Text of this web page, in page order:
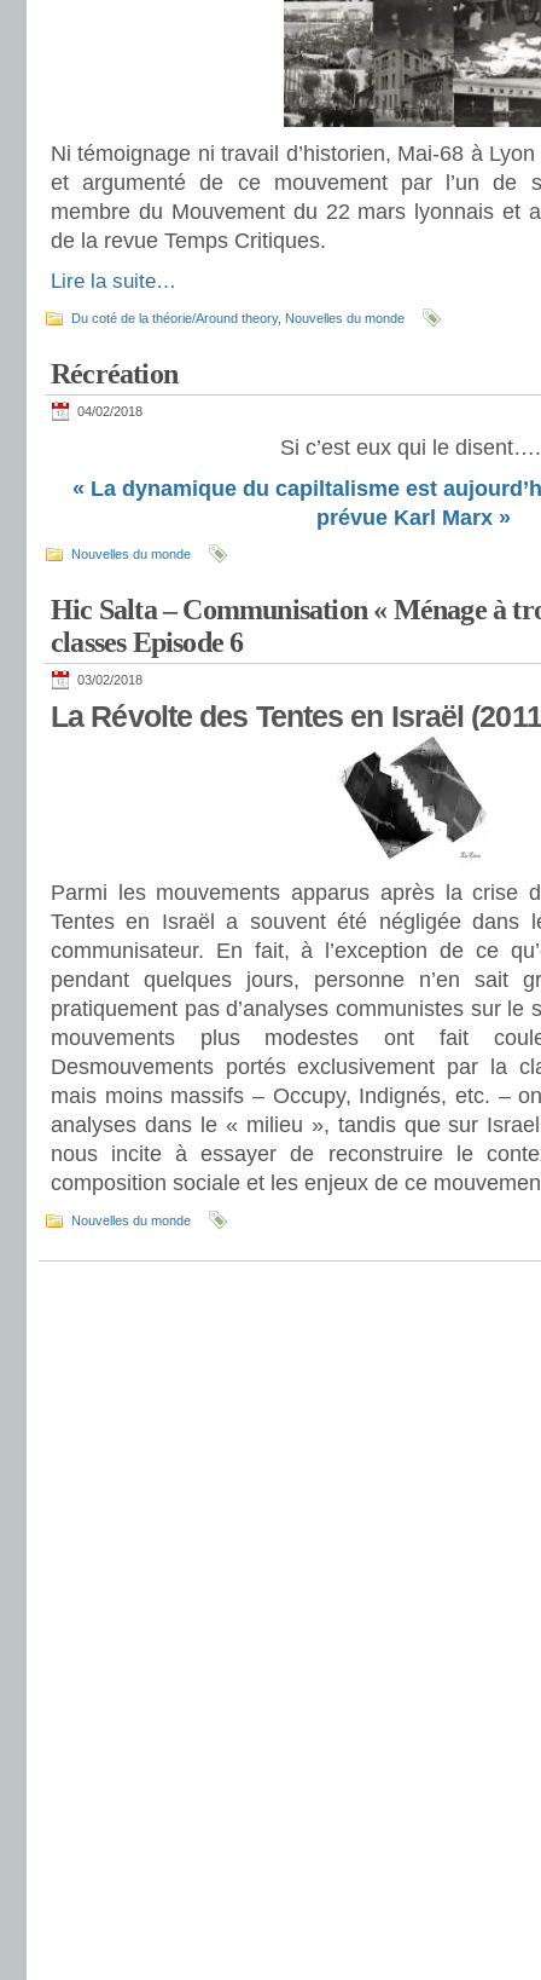
Ni témoignage ni travail d’historien, Mai-68 à
et argumenté de ce mouvement par l’un de
membre du Mouvement du 22 mars lyonnais et
de la revue Temps Critiques.
Lire la suite…
Du coté de la théorie/Around theory, Nouvelles du monde
Récréation
04/02/2018
Si c’est eux qui le
« La dynamique du capiltalisme est
prévue Karl Marx »
Nouvelles du monde
Hic Salta – Communisation « Ménage à
classes Episode 6
03/02/2018
La Révolte des Tentes en Israël
Parmi les mouvements apparus après la crise
Tentes en Israël a souvent été négligée dans
communisateur. En fait, à l’exception de ce
pendant quelques jours, personne n’en sait
pratiquement pas d’analyses communistes sur le
mouvements plus modestes ont fait
Desmouvements portés exclusivement par la
mais moins massifs – Occupy, Indignés, etc. –
analyses dans le « milieu », tandis que sur
nous incite à essayer de reconstruire le
composition sociale et les enjeux de ce
Nouvelles du monde